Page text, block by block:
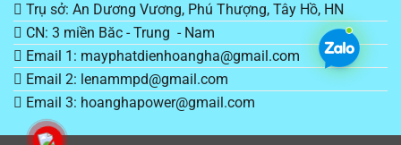
Trụ sở: An Dương Vương, Phú Thượng, Tây Hồ, HN
CN: 3 miền Băc - Trung - Nam
Email 1: mayphatdienhoangha@gmail.com
Email 2: lenammpd@gmail.com
Email 3: hoanghapower@gmail.com